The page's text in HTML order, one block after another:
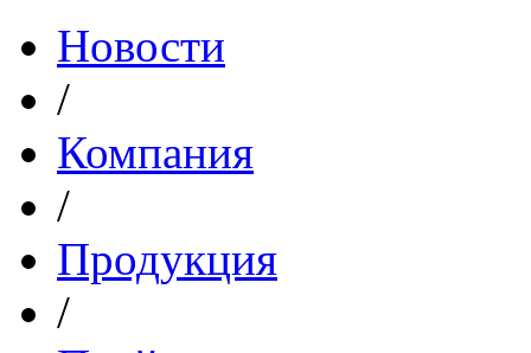
Новости
/
Компания
/
Продукция
/